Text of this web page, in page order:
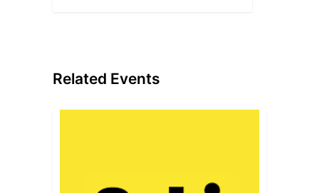
Related Events